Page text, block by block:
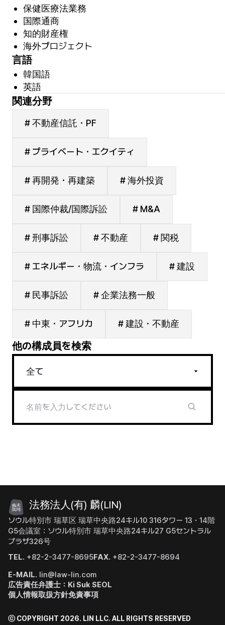
保健医療法業務
国際通商
知的財産権
海外プロジェクト
言語
韓国語
英語
関連分野
# 不動産信託・PF
# プライベート・エクイティ
# 再開発・再建築 # 海外投資
# 国際仲裁/国際訴訟 # M&A
# 刑事訴訟 # 不動産 # 関税
# エネルギー・物流・インフラ # 建設
# 民事訴訟 # 企業法務一般
# 中東・アフリカ # 建設・不動産
他の構成員を検索
全て
法務法人(有) 麟(LIN)
ソウル特別市 瑞草区 瑞草中央路24キル10 316タワー 13・14階
G5会議室：ソウル特別市 瑞草中央路24キル27 G5セントラル
プラザ326号
TEL. +82-2-3477-8695FAX. +82-2-3477-8694
E-MAIL. lin@law-lin.com
広告責任弁護士：Ki Suk SEOL
個人情報取扱方針免責事項
ⓒ COPYRIGHT 2026. LIN LLC. ALL RIGHTS RESERVED